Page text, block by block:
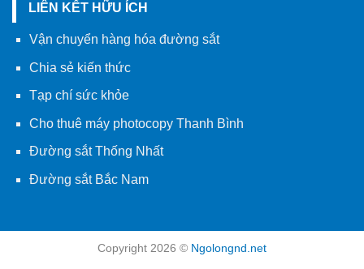
LIÊN KẾT HỮU ÍCH
Vận chuyển hàng hóa đường sắt
Chia sẻ kiến thức
Tạp chí sức khỏe
Cho thuê máy photocopy Thanh Bình
Đường sắt Thống Nhất
Đường sắt Bắc Nam
Copyright 2026 © Ngolongnd.net